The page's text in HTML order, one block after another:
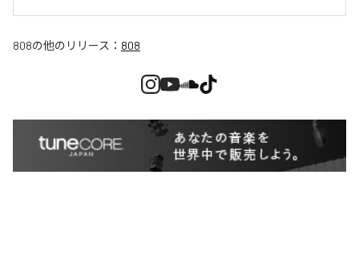
808の他のリリース： 808